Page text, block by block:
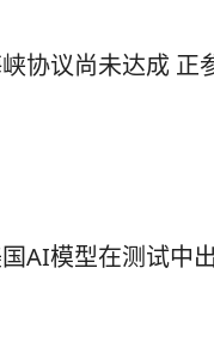
球90%，一纸出口
，更让中国在全球经济
有美国的1%，珠海
才的支
方式，为国家未来培
，自幼父母离异，
协议尚未达成 正
AI模型在测试中